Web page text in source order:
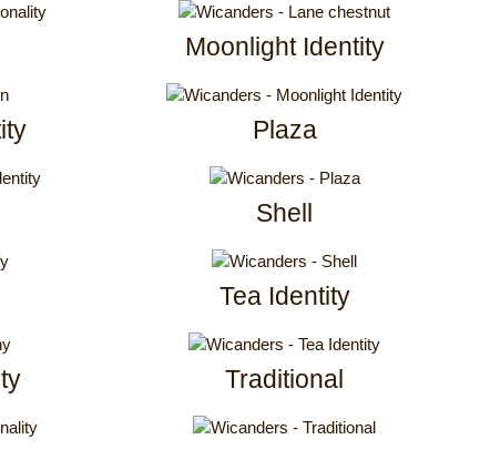
Moonlight Identity
Plaza
Shell
Tea Identity
Traditional